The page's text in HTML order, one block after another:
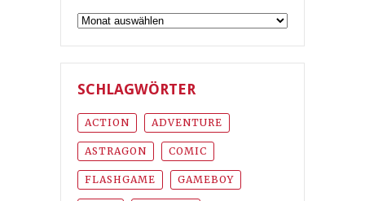
Archiv
SCHLAGWÖRTER
ACTION ADVENTURE
ASTRAGON COMIC
FLASHGAME GAMEBOY